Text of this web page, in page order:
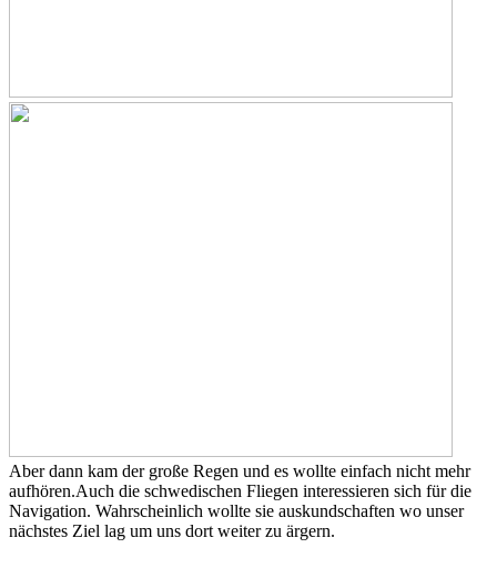
Aber dann kam der große Regen und es wollte einfach nicht mehr
aufhören.Auch die schwedischen Fliegen interessieren sich für die
Navigation. Wahrscheinlich wollte sie auskundschaften wo unser
nächstes Ziel lag um uns dort weiter zu ärgern.